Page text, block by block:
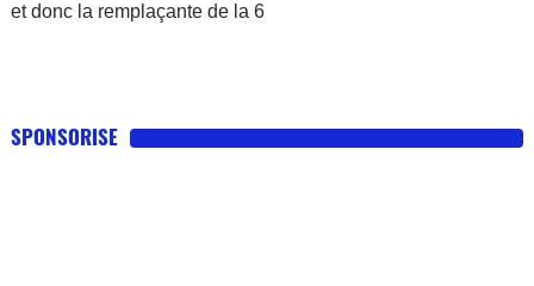
et donc la remplaçante de la 6
SPONSORISE